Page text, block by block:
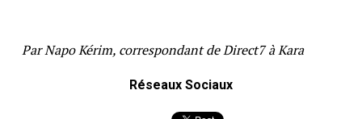
Par Napo Kérim, correspondant de Direct7 à Kara
Réseaux Sociaux